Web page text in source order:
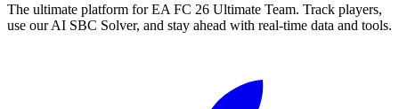
The ultimate platform for EA FC 26 Ultimate Team. Track players,
use our AI SBC Solver, and stay ahead with real-time data and tools.